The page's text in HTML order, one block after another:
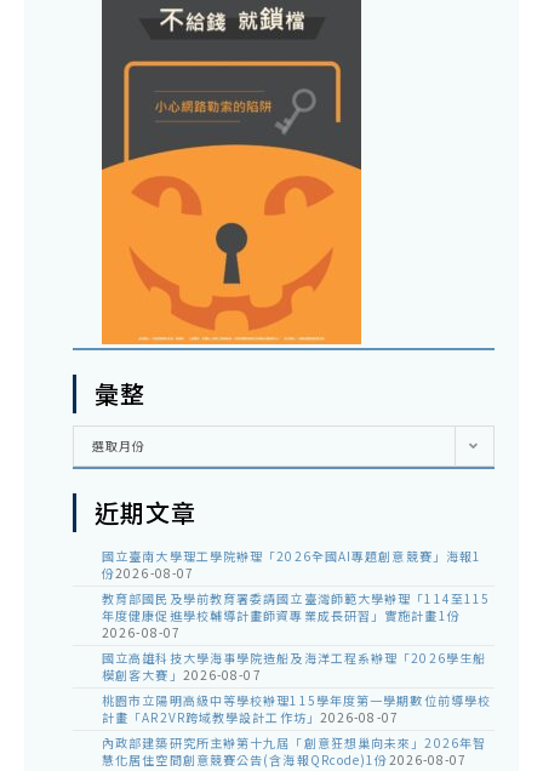
彙整
彙
選取月份
近期文章
國立臺南大學理工學院辦理「2026全國AI專題創意競賽」海報1
份2026-08-07
教育部國民及學前教育署委請國立臺灣師範大學辦理「114至115
年度健康促進學校輔導計畫師資專業成長研習」實施計畫1份
2026-08-07
國立高雄科技大學海事學院造船及海洋工程系辦理「2026學生船
模創客大賽」 2026-08-07
桃園市立陽明高級中等學校辦理115學年度第一學期數位前導學校
計畫「AR2VR跨域教學設計工作坊」 2026-08-07
內政部建築研究所主辦第十九屆「創意狂想巢向未來」2026年智
慧化居住空間創意競賽公告(含海報QRcode)1份2026-08-07